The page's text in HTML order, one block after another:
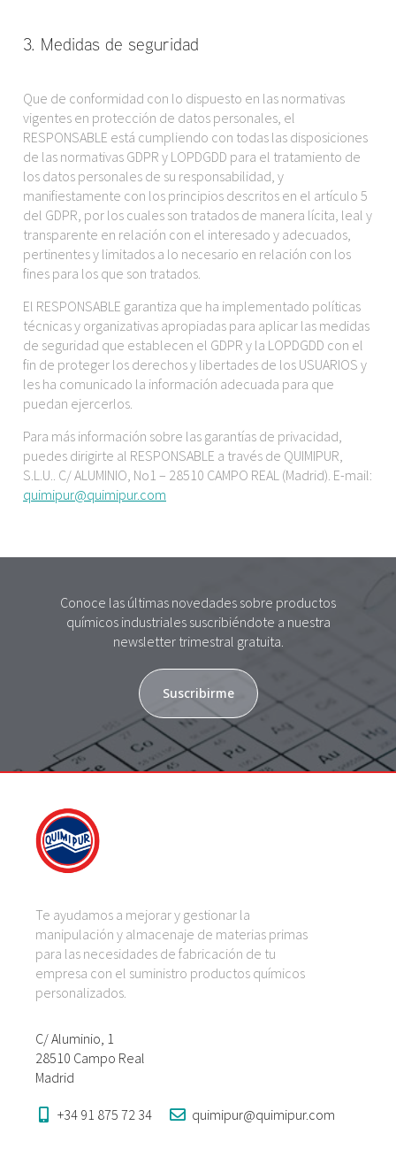
3. Medidas de seguridad
Que de conformidad con lo dispuesto en las normativas
vigentes en protección de datos personales, el
RESPONSABLE está cumpliendo con todas las disposiciones
de las normativas GDPR y LOPDGDD para el tratamiento de
los datos personales de su responsabilidad, y
manifiestamente con los principios descritos en el artículo 5
del GDPR, por los cuales son tratados de manera lícita, leal y
transparente en relación con el interesado y adecuados,
pertinentes y limitados a lo necesario en relación con los
fines para los que son tratados.
El RESPONSABLE garantiza que ha implementado políticas
técnicas y organizativas apropiadas para aplicar las medidas
de seguridad que establecen el GDPR y la LOPDGDD con el
fin de proteger los derechos y libertades de los USUARIOS y
les ha comunicado la información adecuada para que
puedan ejercerlos.
Para más información sobre las garantías de privacidad,
puedes dirigirte al RESPONSABLE a través de QUIMIPUR,
S.L.U.. C/ ALUMINIO, No1 – 28510 CAMPO REAL (Madrid). E-mail:
quimipur@quimipur.com
Conoce las últimas novedades sobre productos
químicos industriales suscribiéndote a nuestra
newsletter trimestral gratuita.
Suscribirme
Te ayudamos a mejorar y gestionar la
manipulación y almacenaje de materias primas
para las necesidades de fabricación de tu
empresa con el suministro productos químicos
personalizados.
C/ Aluminio, 1
28510 Campo Real
Madrid
+34 91 875 72 34 quimipur@quimipur.com